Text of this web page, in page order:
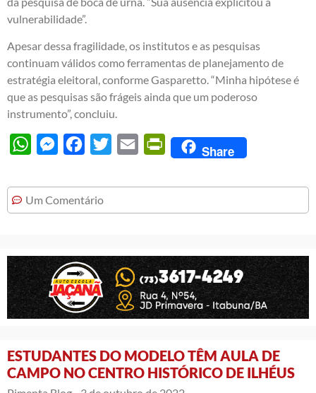
vulnerabilidade”.
Apesar dessa fragilidade, os institutos e as pesquisas
continuam válidos como ferramentas de planejamento de
estratégia eleitoral, conforme Gasparetto. “Minha hipótese é
que as pesquisas são frágeis ainda que um poderoso
instrumento”, concluiu.
WhatsAppMessengerFacebook
Twitter Email PrintFriendly
Share
Um Comentário
ESTUDANTES DO MODELO TÊM AULA DE
CAMPO NO CENTRO HISTÓRICO DE ILHÉUS